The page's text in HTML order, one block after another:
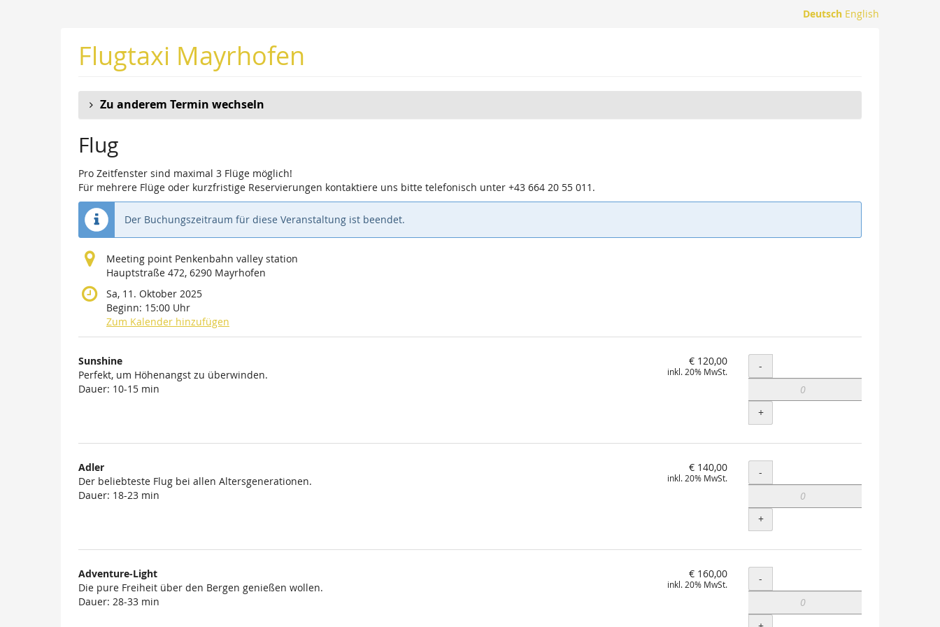
Deutsch English
Flugtaxi Mayrhofen
Zu anderem Termin wechseln
Flug
Pro Zeitfenster sind maximal 3 Flüge möglich!
Für mehrere Flüge oder kurzfristige Reservierungen kontaktiere uns bitte telefonisch unter +43 664 20 55 011.
Der Buchungszeitraum für diese Veranstaltung ist beendet.
Meeting point Penkenbahn valley station
Hauptstraße 472, 6290 Mayrhofen
Sa, 11. Oktober 2025
Beginn: 15:00 Uhr
Zum Kalender hinzufügen
Produkte
Unkategorisierte
Produkte
Sunshine
Perfekt, um Höhenangst zu überwinden.
Dauer: 10-15 min
€ 120,00
inkl. 20% MwSt. Menge
-
+
Adler
Der beliebteste Flug bei allen Altersgenerationen.
Dauer: 18-23 min
€ 140,00
inkl. 20% MwSt. Menge
-
+
Adventure-Light
Die pure Freiheit über den Bergen genießen wollen.
Dauer: 28-33 min
€ 160,00
inkl. 20% MwSt. Menge
-